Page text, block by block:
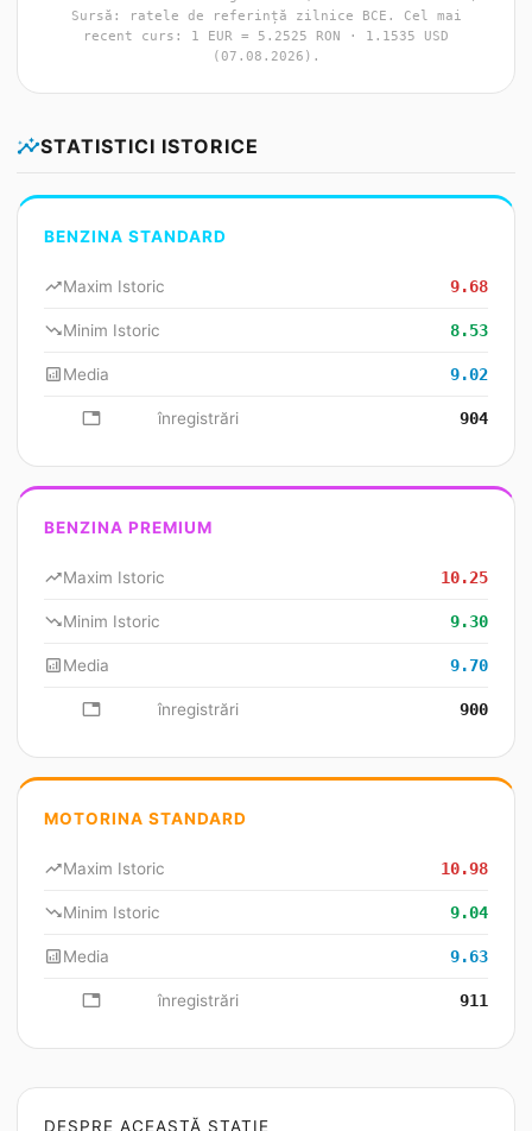
Sursă: ratele de referință zilnice BCE. Cel mai
recent curs: 1 EUR = 5.2525 RON · 1.1535 USD
(07.08.2026).
insightsSTATISTICI ISTORICE
BENZINA STANDARD
trending_upMaxim Istoric 9.68
trending_downMinim Istoric 8.53
analyticsMedia 9.02
database înregistrări 904
BENZINA PREMIUM
trending_upMaxim Istoric 10.25
trending_downMinim Istoric 9.30
analyticsMedia 9.70
database înregistrări 900
MOTORINA STANDARD
trending_upMaxim Istoric 10.98
trending_downMinim Istoric 9.04
analyticsMedia 9.63
database înregistrări 911
DESPRE ACEASTĂ STAȚIE